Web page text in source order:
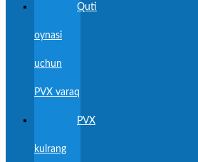
Quti
oynasi
uchun
PVX varaq
PVX
kulrang